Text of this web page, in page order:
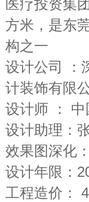
医疗投资集
方米，是东
构之一
设计公司 ：
计装饰有限
设计师 ：
设计助理：
效果图深化
设计年限：
工程造价：